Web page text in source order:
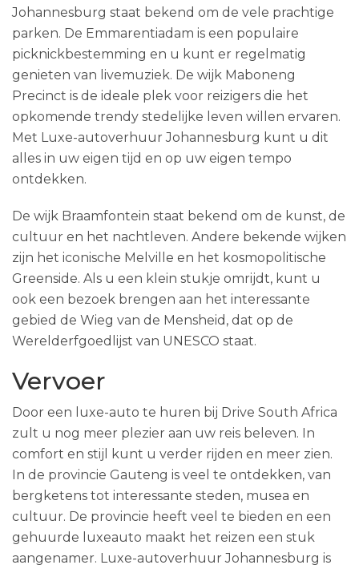
Johannesburg staat bekend om de vele prachtige
parken. De Emmarentiadam is een populaire
picknickbestemming en u kunt er regelmatig
genieten van livemuziek. De wijk Maboneng
Precinct is de ideale plek voor reizigers die het
opkomende trendy stedelijke leven willen ervaren.
Met Luxe-autoverhuur Johannesburg kunt u dit
alles in uw eigen tijd en op uw eigen tempo
ontdekken.
De wijk Braamfontein staat bekend om de kunst, de
cultuur en het nachtleven. Andere bekende wijken
zijn het iconische Melville en het kosmopolitische
Greenside. Als u een klein stukje omrijdt, kunt u
ook een bezoek brengen aan het interessante
gebied de Wieg van de Mensheid, dat op de
Werelderfgoedlijst van UNESCO staat.
Vervoer
Door een luxe-auto te huren bij Drive South Africa
zult u nog meer plezier aan uw reis beleven. In
comfort en stijl kunt u verder rijden en meer zien.
In de provincie Gauteng is veel te ontdekken, van
bergketens tot interessante steden, musea en
cultuur. De provincie heeft veel te bieden en een
gehuurde luxeauto maakt het reizen een stuk
aangenamer. Luxe-autoverhuur Johannesburg is